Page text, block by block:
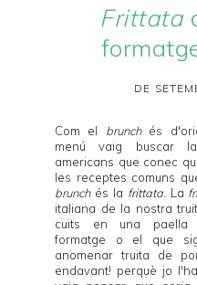
Frittata
DE
Com el brunchés
menú vaig buscar
americans que conec
les receptes comuns
brunchés la frittata. La
italiana de la nostra
cuits en una paella
formatge o el que
anomenar truita de
endavant! perquè jo